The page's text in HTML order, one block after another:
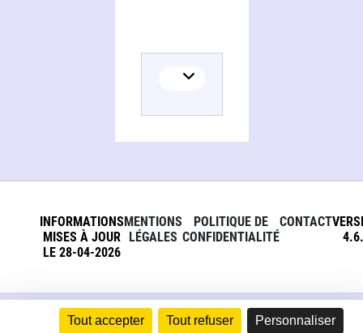
Tout accepter Tout refuser Personnaliser
INFORMATIONS
MISES À JOUR
LE 28-04-2026
MENTIONS
LÉGALES
POLITIQUE DE
CONFIDENTIALITÉ
CONTACT